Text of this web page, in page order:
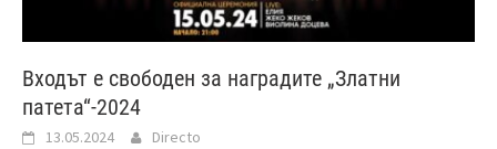
Входът е свободен за наградите „Златни
патета“-2024
13.05.2024 Directo